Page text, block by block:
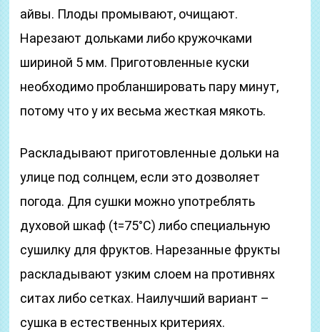
айвы. Плоды промывают, очищают.
Нарезают дольками либо кружочками
шириной 5 мм. Приготовленные куски
необходимо пробланшировать пару минут,
потому что у их весьма жесткая мякоть.
Раскладывают приготовленные дольки на
улице под солнцем, если это дозволяет
погода. Для сушки можно употреблять
духовой шкаф (t=75°С) либо специальную
сушилку для фруктов. Нарезанные фрукты
раскладывают узким слоем на противнях
ситах либо сетках. Наилучший вариант –
сушка в естественных критериях.